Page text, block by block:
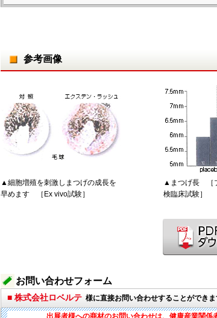
参考画像
▲細胞増殖を刺激しまつげの成長を
早めます ［Ex vivo試験］
▲まつげ長 ［
検臨床試験］
お問い合わせフォーム
■ 株式会社ロベルテ 様に直接お問い合わせすることができま
出展者様への商材のお問い合わせは、健康産業関係